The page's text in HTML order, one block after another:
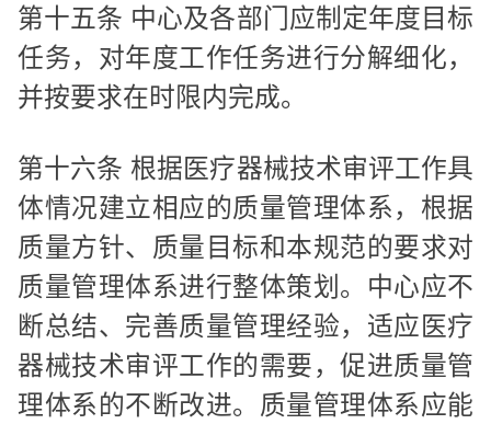
第十五条 中心及各部门应制定年度目标
任务，对年度工作任务进行分解细化，
并按要求在时限内完成。
第十六条 根据医疗器械技术审评工作具
体情况建立相应的质量管理体系，根据
质量方针、质量目标和本规范的要求对
质量管理体系进行整体策划。中心应不
断总结、完善质量管理经验，适应医疗
器械技术审评工作的需要，促进质量管
理体系的不断改进。质量管理体系应能